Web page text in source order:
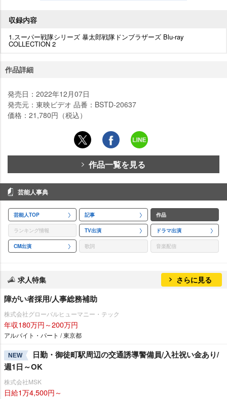
収録内容
1.スーパー戦隊シリーズ 暴太郎戦隊ドンブラザーズ Blu-ray
COLLECTION 2
作品詳細
発売日：2022年12月07日
発売元：東映ビデオ 品番：BSTD-20637
価格：21,780円（税込）
作品一覧を見る
芸能人事典
芸能人TOP 記事 作品
ランキング情報 TV出演 ドラマ出演
CM出演 歌詞 音楽配信
求人特集 さらに見る
障がい者採用/人事総務補助
株式会社グローバルヒューマニー・テック
年収180万円～200万円
アルバイト・パート / 東京都
NEW
日勤・御徒町駅周辺の交通誘導警備員/入社祝い金あり/
週1日～OK
株式会社MSK
日給1万4,500円～